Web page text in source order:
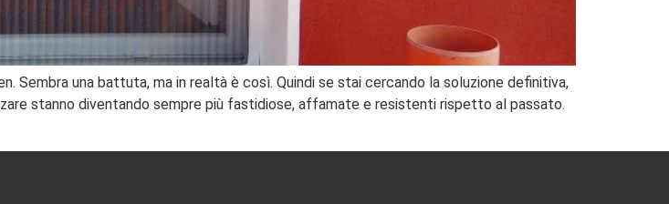
Sembra una battuta, ma in realtà è così. Quindi se stai cercando la soluzione definitiva,
stanno diventando sempre più fastidiose, affamate e resistenti rispetto al passato.